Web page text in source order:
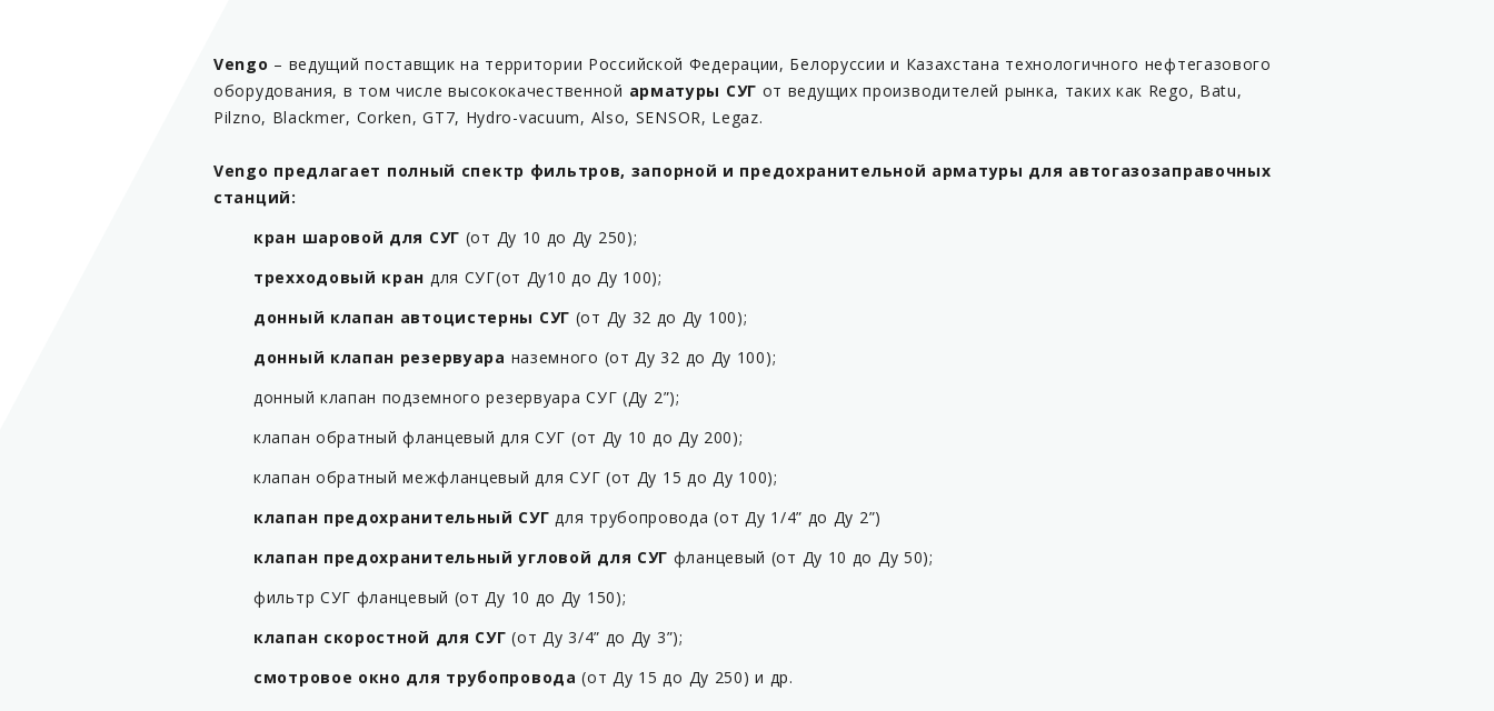
Vengo – ведущий поставщик на территории Российской Федерации, Белоруссии и Казахстана технологичного нефтегазового
оборудования, в том числе высококачественной арматуры СУГ от ведущих производителей рынка, таких как Rego, Batu,
Pilzno, Blackmer, Corken, GT7, Hydro-vacuum, Also, SENSOR, Legaz.
Vengo предлагает полный спектр фильтров, запорной и предохранительной арматуры для автогазозаправочных
станций:
кран шаровой для СУГ (от Ду 10 до Ду 250);
трехходовый кран для СУГ(от Ду10 до Ду 100);
донный клапан автоцистерны СУГ (от Ду 32 до Ду 100);
донный клапан резервуара наземного (от Ду 32 до Ду 100);
донный клапан подземного резервуара СУГ (Ду 2”);
клапан обратный фланцевый для СУГ (от Ду 10 до Ду 200);
клапан обратный межфланцевый для СУГ (от Ду 15 до Ду 100);
клапан предохранительный СУГ для трубопровода (от Ду 1/4” до Ду 2”)
клапан предохранительный угловой для СУГ фланцевый (от Ду 10 до Ду 50);
фильтр СУГ фланцевый (от Ду 10 до Ду 150);
клапан скоростной для СУГ(от Ду 3/4” до Ду 3”);
смотровое окно для трубопровода (от Ду 15 до Ду 250) и др.